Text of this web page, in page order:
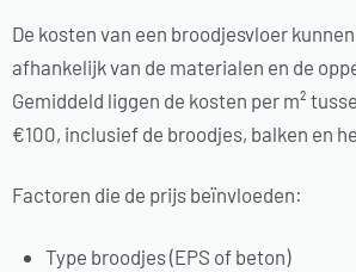
De kosten van een broodjesvloer
afhankelijk van de materialen en de
Gemiddeld liggen de kosten per m²
€100, inclusief de broodjes, balken en
Factoren die de prijs beïnvloeden:
Type broodjes (EPS of beton)